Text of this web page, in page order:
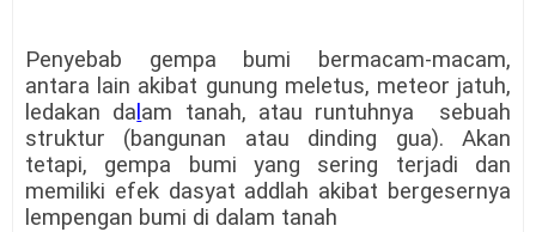
Penyebab gempa bumi bermacam-macam,
antara lain akibat gunung meletus, meteor jatuh,
ledakan dalam tanah, atau runtuhnya sebuah
struktur (bangunan atau dinding gua). Akan
tetapi, gempa bumi yang sering terjadi dan
memiliki efek dasyat addlah akibat bergesernya
lempengan bumi di dalam tanah